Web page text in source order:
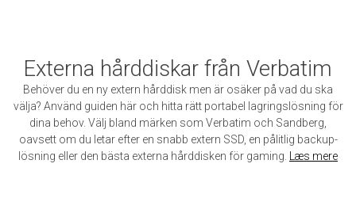
Externa hårddiskar från Verbatim
Behöver du en ny extern hårddisk men är osäker på vad du ska
välja? Använd guiden här och hitta rätt portabel lagringslösning för
dina behov. Välj bland märken som Verbatim och Sandberg,
oavsett om du letar efter en snabb extern SSD, en pålitlig backup-
lösning eller den bästa externa hårddisken för gaming.
Læs mere